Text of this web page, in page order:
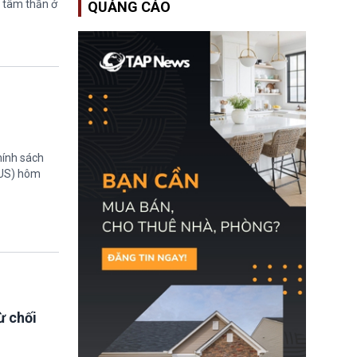
tâm thần ở
sách
hôm
chối
nguy cơ thiếu hụt lực
lượng trầm trọng. Điều
này cần được đặc biệt
chú ý bởi nếu các siêu
bão đổ bộ Hoa Kỳ ở nửa
cuối năm 2026, lực
lượng ứng phó “mỏng”
có thể làm nghẽn công
tác cứu trợ; dẫn đến hệ
thống ứng phó khẩn cấp
quốc gia quá tải.
QUẢNG CÁO